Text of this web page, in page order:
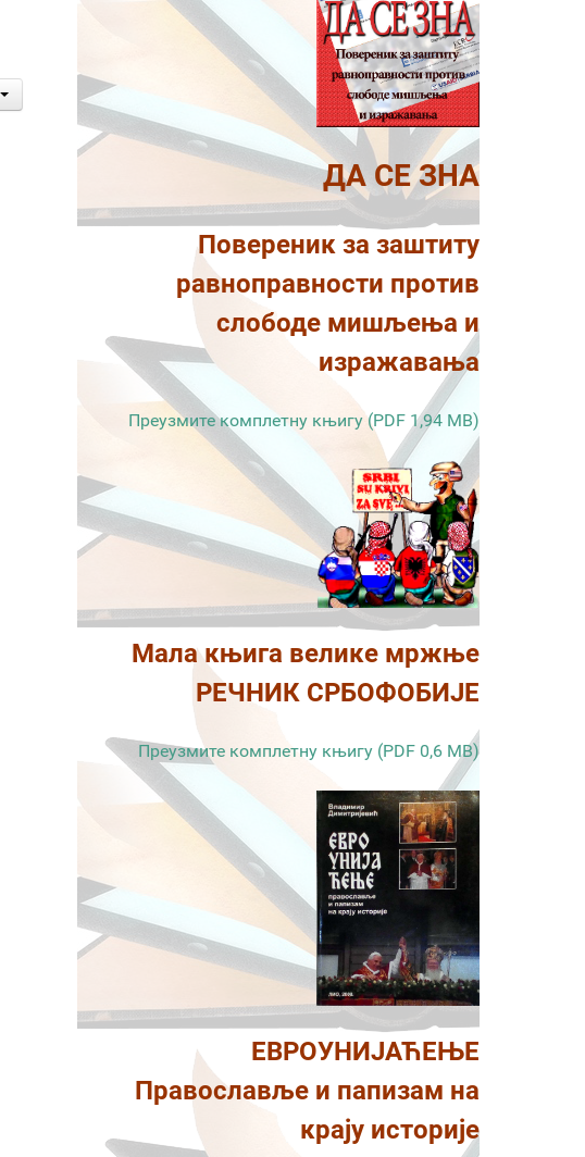
ДА СЕ ЗНА
Повереник за заштиту
равноправности против
слободе мишљења и
изражавања
Преузмите комплетну књигу (PDF 1,94 MB)
Мала књига велике мржње
РЕЧНИК СРБОФОБИЈЕ
Преузмите комплетну књигу (PDF 0,6 MB)
ЕВРОУНИЈАЋЕЊЕ
Православље и папизам на
крају историје